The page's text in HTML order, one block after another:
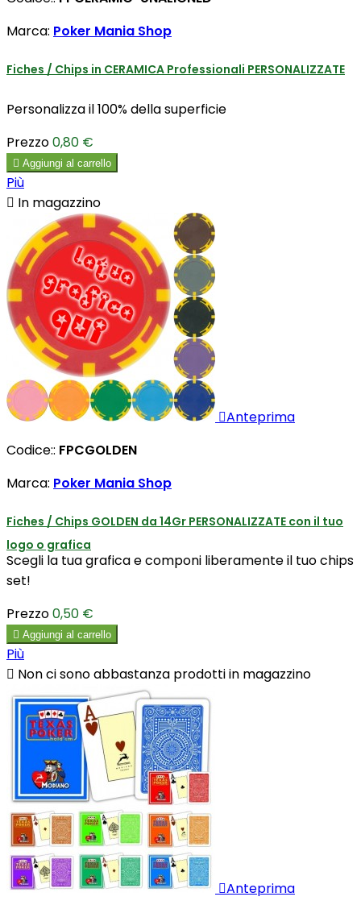
Marca: Poker Mania Shop
Fiches / Chips in CERAMICA Professionali PERSONALIZZATE
Personalizza il 100% della superficie
Prezzo0,80 €
 Aggiungi al carrello
Più
 In magazzino
Anteprima
Codice:: FPCGOLDEN
Marca: Poker Mania Shop
Fiches / Chips GOLDEN da 14Gr PERSONALIZZATE con il tuo
logo o grafica
Scegli la tua grafica e componi liberamente il tuo chips
set!
Prezzo0,50 €
 Aggiungi al carrello
Più
 Non ci sono abbastanza prodotti in magazzino
Anteprima